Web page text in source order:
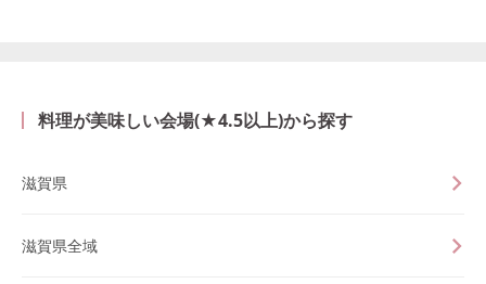
料理が美味しい会場(★4.5以上)から探す
滋賀県
滋賀県全域